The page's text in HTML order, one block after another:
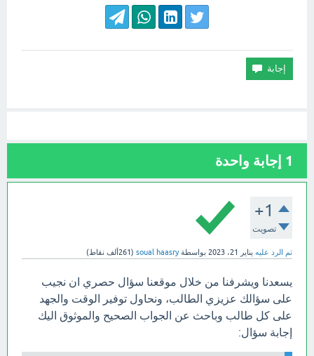
1 إجابة واحدة
+1
تصويت
تم الرد عليه يناير 21، 2023 بواسطةsoual haasry
(261ألف نقاط)
يسعدنا ويشرفنا من خلال موقعنا سؤال حصري ان نجيب
على سؤالك عزيزي الطالب، ونحاول توفير الوقت والجهد
على كل طالب وباحث عن الجواب الصحيح والموثوق اليك
إجابة سؤال: